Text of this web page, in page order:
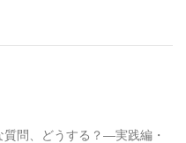
問、どうする？―実践編・